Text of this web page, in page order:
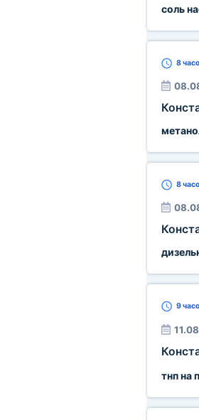
соль
8
8
9
тнп на